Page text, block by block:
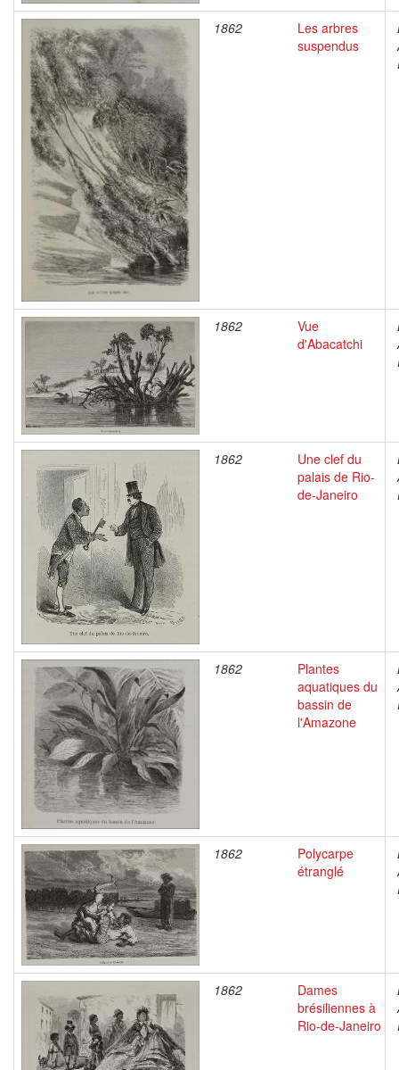
1862
Les arbres
suspendus
1862
Vue
d'Abacatchi
1862
Une clef du
palais de Rio-
de-Janeiro
1862
Plantes
aquatiques du
bassin de
l'Amazone
1862
Polycarpe
étranglé
1862
Dames
brésiliennes à
Rio-de-Janeiro